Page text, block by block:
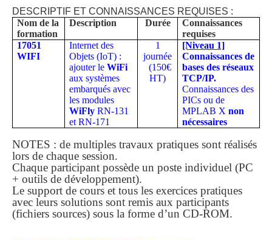
DESCRIPTIF ET CONNAISSANCES REQUISES :
Nom de la
formation
Description Durée
Connaissances
requises
17051
WIFI
Internet des
Objets (IoT) :
ajouter leWiFi
aux systèmes
embarqués avec
les modules
WiFly RN-131
et RN-171
1
journée
(150€
HT)
[Niveau 1]
Connaissances de
bases des réseaux
TCP/IP.
Connaissances des
PICs ou de
MPLAB Xnon
nécessaires
NOTES : de multiples travaux pratiques sont réalisés
lors de chaque session.
Chaque participant possède un poste individuel (PC
+ outils de développement).
Le support de cours et tous les exercices pratiques
avec leurs solutions sont remis aux participants
(fichiers sources) sous la forme d’un CD-ROM.